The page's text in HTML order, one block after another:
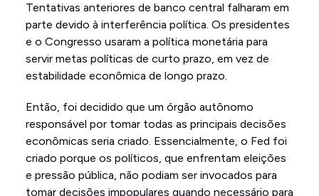
Tentativas anteriores de banco central falharam em
parte devido à interferência política. Os presidentes
e o Congresso usaram a política monetária para
servir metas políticas de curto prazo, em vez de
estabilidade econômica de longo prazo.
Então, foi decidido que um órgão autônomo
responsável por tomar todas as principais decisões
econômicas seria criado. Essencialmente, o Fed foi
criado porque os políticos, que enfrentam eleições
e pressão pública, não podiam ser invocados para
tomar decisões impopulares quando necessário para